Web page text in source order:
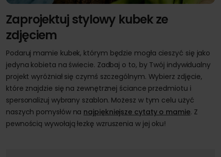
Zaprojektuj stylowy kubek ze
zdjęciem
Podaruj mamie kubek, którym będzie mogła cieszyć się jako
jedyna kobieta na świecie. Zadbaj o to, by Twój indywidualny
projekt wyróżniał się czymś szczególnym. Wybierz zdjęcie,
które znajdzie się na zewnętrznej ściance przedmiotu i
spersonalizuj wybrany szablon. Możesz w tym celu użyć
naszych pomysłów na najpiękniejsze cytaty o mamie. Z
pewnością wywołają łezkę wzruszenia w jej oku!